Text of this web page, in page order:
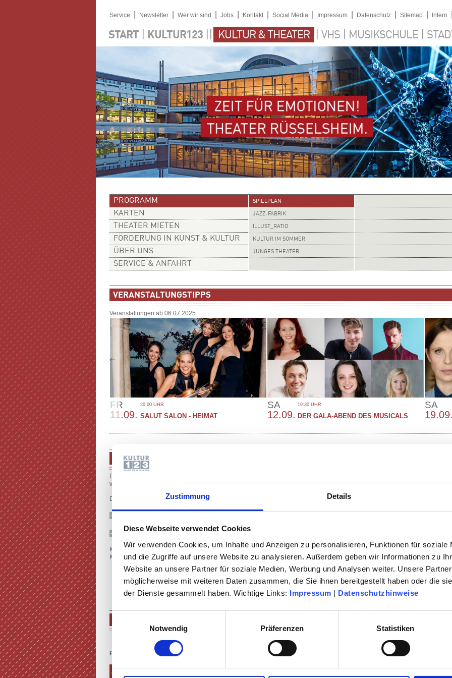
Zustimmung Details
Diese Webseite verwendet Cookies
Wir verwenden Cookies, um Inhalte und Anzeigen zu personalisieren, Funktionen für soziale
und die Zugriffe auf unsere Website zu analysieren. Außerdem geben wir Informationen zu
Website an unsere Partner für soziale Medien, Werbung und Analysen weiter. Unsere
möglicherweise mit weiteren Daten zusammen, die Sie ihnen bereitgestellt haben oder die
der Dienste gesammelt haben. Wichtige Links: Impressum | Datenschutzhinweise
Einwilligungsauswahl
Notwendig
Präferenzen Statistiken
Service Newsletter Wer wir sind Jobs Kontakt Social Media Impressum Datenschutz Sitemap Intern
START KULTUR123 KULTUR & THEATER VHS MUSIKSCHULE
PROGRAMM
KARTEN
THEATER MIETEN
FÖRDERUNG IN KUNST & KULTUR
ÜBER UNS
SERVICE & ANFAHRT
SPIELPLAN
JAZZ-FABRIK
ILLUST_RATIO
KULTUR IM SOMMER
JUNGES THEATER
VERANSTALTUNGSTIPPS
Veranstaltungen ab 06.07.2025
FR
11.09.
20:00 UHR
SALUT SALON - HEIMAT
SA
12.09.
19:30 UHR
DER GALA-ABEND DES MUSICALS
SA
19.09.
PROGRAMM SPIELZEIT 2026/2027
Das Programm der Spielzeit 2026/27 ist als E-Paper sowie als Druckmedium
veröffentlicht.
Der Kartenvorverkauf für alle Veranstaltungen der neuen Spielzeit ist gestartet .
PROGRAMM (PDF)
Karten erhalten Sie Online in der jeweiligen Veranstaltung oder im Servicecenter
Kultur123, Am Treff 1, Rüsselsheim, Telefon 0 61 42 / 83 26 30.
Filter nach Sparten:
Alle Veranstaltungen Schauspiel & Komödie Oper & Operette Ballett & Tanz Konzerte & Classic-Café